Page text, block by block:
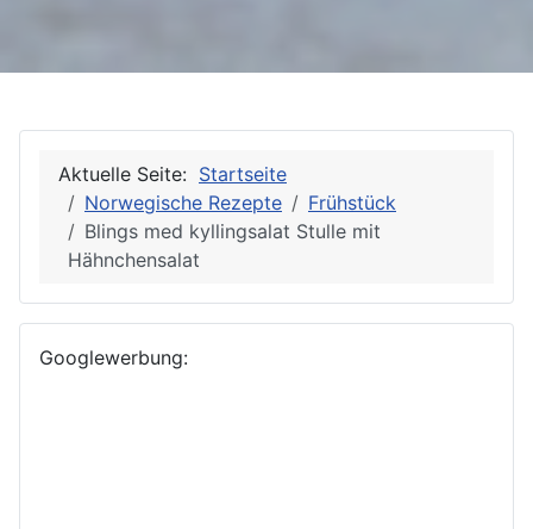
Aktuelle Seite: Startseite
Norwegische Rezepte
Frühstück
Blings med kyllingsalat Stulle mit
Hähnchensalat
Googlewerbung: